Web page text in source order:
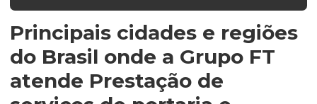
Empresa de serviços de portaria
Empresa de terceirização de limpeza
Empresa de terceirização de serviços de limpeza
Principais cidades e regiões
do Brasil onde a Grupo FT
atende Prestação de